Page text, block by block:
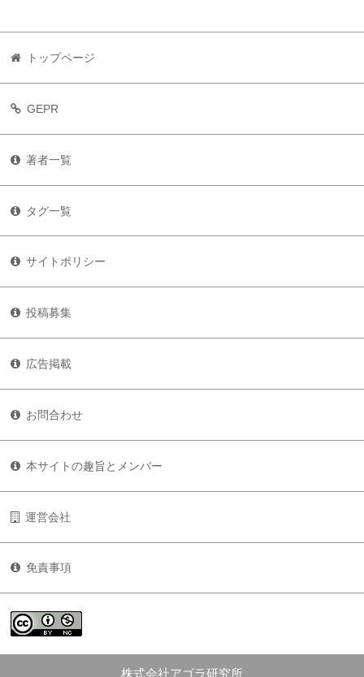
トップページ
GEPR
著者一覧
タグ一覧
サイトポリシー
投稿募集
広告掲載
お問合わせ
本サイトの趣旨とメンバー
運営会社
免責事項
株式会社アゴラ研究所